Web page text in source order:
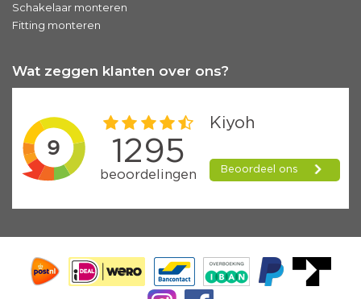
Schakelaar monteren
Fitting monteren
Wat zeggen klanten over ons?